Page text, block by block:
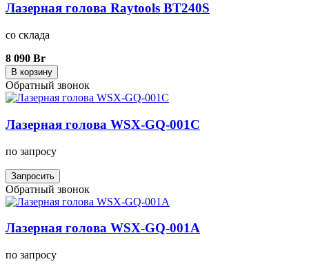
Лазерная голова Raytools BT240S
со склада
8 090 Br
В корзину
Обратный звонок
Лазерная голова WSX-GQ-001C
по запросу
Запросить
Обратный звонок
Лазерная голова WSX-GQ-001A
по запросу